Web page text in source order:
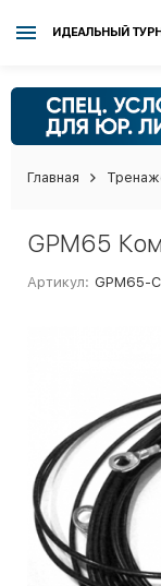
ИДЕАЛЬНЫЙ
Главная
GPM65
Артикул: GPM65-